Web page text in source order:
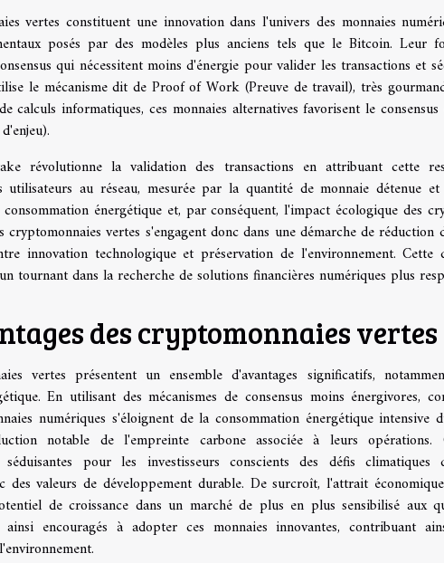
vertes constituent une innovation dans l'univers des monnaies
posés par des modèles plus anciens tels que le Bitcoin. Leur
qui nécessitent moins d'énergie pour valider les transactions et
le mécanisme dit de Proof of Work (Preuve de travail), très
calculs informatiques, ces monnaies alternatives favorisent le
révolutionne la validation des transactions en attribuant cette
utilisateurs au réseau, mesurée par la quantité de monnaie détenue
énergétique et, par conséquent, l'impact écologique des
cryptomonnaies vertes s'engagent donc dans une démarche de
innovation technologique et préservation de l'environnement. Cette
tournant dans la recherche de solutions financières numériques plus
des cryptomonnaies vertes
vertes présentent un ensemble d'avantages significatifs,
En utilisant des mécanismes de consensus moins énergivores,
numériques s'éloignent de la consommation énergétique intensive
notable de l'empreinte carbone associée à leurs opérations.
séduisantes pour les investisseurs conscients des défis
des valeurs de développement durable. De surcroît, l'attrait
de croissance dans un marché de plus en plus sensibilisé aux
encouragés à adopter ces monnaies innovantes, contribuant